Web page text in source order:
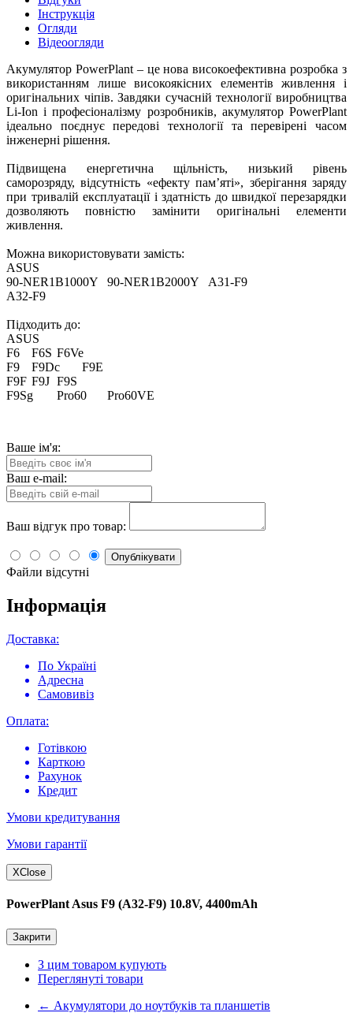
Інструкція
Огляди
Відеоогляди
Акумулятор PowerPlant – це нова високоефективна розробка з
використанням лише високоякісних елементів живлення і
оригінальних чіпів. Завдяки сучасній технології виробництва
Li-Ion і професіоналізму розробників, акумулятор PowerPlant
ідеально поєднує передові технології та перевірені часом
інженерні рішення.
Підвищена енергетична щільність, низький рівень
саморозряду, відсутність «ефекту пам’яті», зберігання заряду
при тривалій експлуатації і здатність до швидкої перезарядки
дозволяють повністю замінити оригінальні елементи
живлення.
Можна використовувати замість:
ASUS
90-NER1B1000Y
90-NER1B2000Y
A31-F9
A32-F9
Підходить до:
ASUS
F6
F6S F6Ve
F9
F9Dc
F9E
F9F F9J F9S
F9Sg
Pro60 Pro60VE
Ваше ім'я:
Ваш e-mail:
Ваш відгук про товар:
Опублікувати
Файли відсутні
Інформація
Доставка:
По Україні
Адресна
Самовивіз
Оплата:
Готівкою
Карткою
Рахунок
Кредит
Умови кредитування
Умови гарантії
XClose
PowerPlant Asus F9 (A32-F9) 10.8V, 4400mAh
Закрити
З цим товаром купують
Переглянуті товари
← Акумулятори до ноутбуків та планшетів